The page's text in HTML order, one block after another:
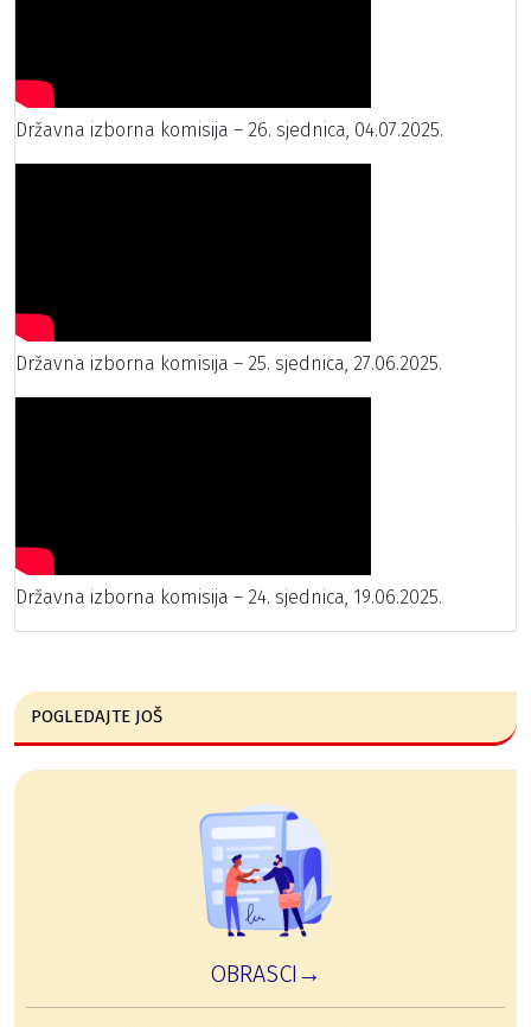
Državna izborna komisija – 26. sjednica, 04.07.2025.
Državna izborna komisija – 25. sjednica, 27.06.2025.
Državna izborna komisija – 24. sjednica, 19.06.2025.
POGLEDAJTE JOŠ
OBRASCI→